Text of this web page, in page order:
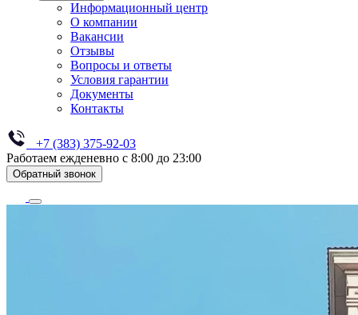
Информационный центр
О компании
Вакансии
Отзывы
Вопросы и ответы
Условия гарантии
Документы
Контакты
+7 (383) 375-92-03
Работаем ежденевно с 8:00 до 23:00
Обратный звонок